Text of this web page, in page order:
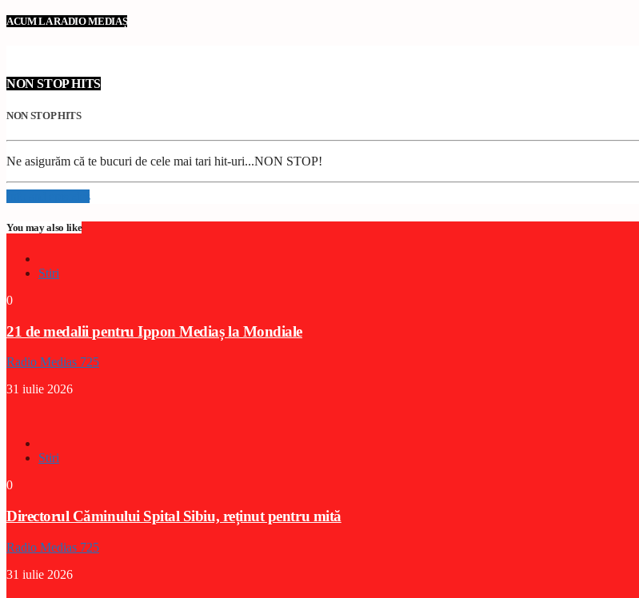
ACUM LA RADIO MEDIAȘ
NON STOP HITS
NON STOP HITS
Ne asigurăm că te bucuri de cele mai tari hit-uri...NON STOP!
Info and episodes
You may also like
Stiri
0
21 de medalii pentru Ippon Mediaș la Mondiale
Radio Medias 725
31 iulie 2026
Stiri
0
Directorul Căminului Spital Sibiu, reținut pentru mită
Radio Medias 725
31 iulie 2026